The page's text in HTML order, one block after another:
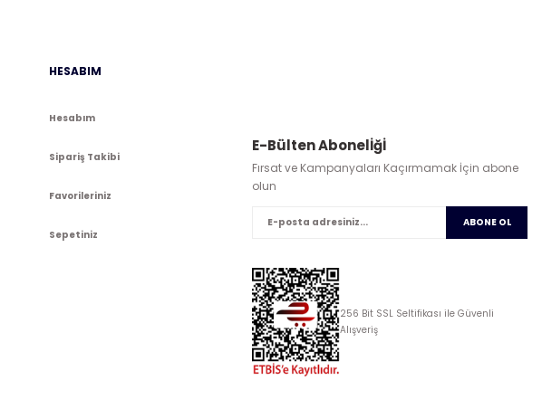
HESABIM
Hesabım
Sipariş Takibi
Favorileriniz
Sepetiniz
E-Bülten Abonelİğİ
Fırsat ve Kampanyaları Kaçırmamak İçin abone
olun
ABONE OL
256 Bit SSL Seltifikası ile Güvenli
Alışveriş